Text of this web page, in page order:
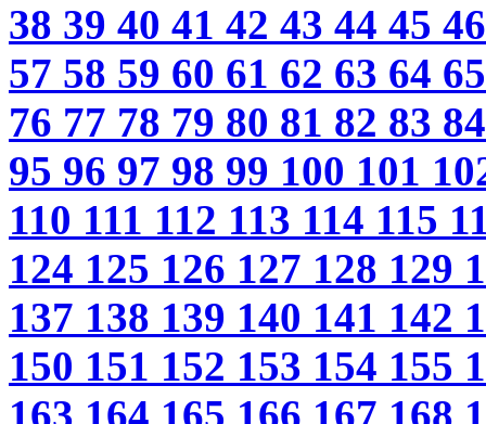
38 39 40 41 42 43 44 45
57 58 59 60 61 62 63 64
76 77 78 79 80 81 82 83
95 96 97 98 99 100 101
110 111 112 113 114 115
124 125 126 127 128 129
137 138 139 140 141 142
150 151 152 153 154 155